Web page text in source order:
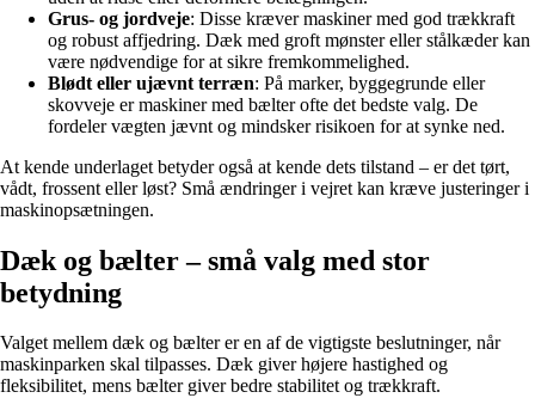
Grus- og jordveje: Disse kræver maskiner med god trækkraft
og robust affjedring. Dæk med groft mønster eller stålkæder kan
være nødvendige for at sikre fremkommelighed.
Blødt eller ujævnt terræn: På marker, byggegrunde eller
skovveje er maskiner med bælter ofte det bedste valg. De
fordeler vægten jævnt og mindsker risikoen for at synke ned.
At kende underlaget betyder også at kende dets tilstand – er det tørt,
vådt, frossent eller løst? Små ændringer i vejret kan kræve justeringer i
maskinopsætningen.
Dæk og bælter – små valg med stor
betydning
Valget mellem dæk og bælter er en af de vigtigste beslutninger, når
maskinparken skal tilpasses. Dæk giver højere hastighed og
fleksibilitet, mens bælter giver bedre stabilitet og trækkraft.